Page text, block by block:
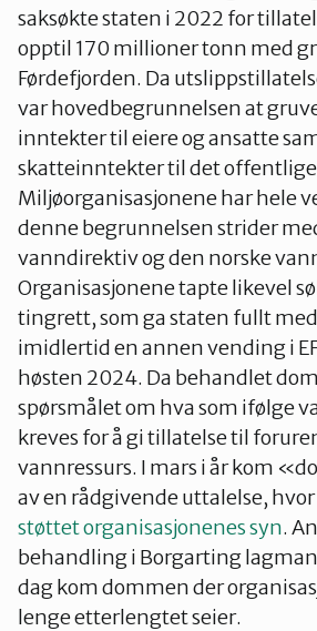
saksøkte staten i 2022 for
opptil 170 millioner tonn med
Førdefjorden. Da
var hovedbegrunnelsen at
inntekter til eiere og ansatte
skatteinntekter til det
Miljøorganisasjonene har hele
denne begrunnelsen strider
vanndirektiv og den norske
Organisasjonene tapte likevel
tingrett, som ga staten fullt
imidlertid en annen vending i
høsten 2024. Da behandlet
spørsmålet om hva som ifølge
kreves for å gi tillatelse til
vannressurs. I mars i år kom
av en rådgivende uttalelse, hvor
støttet organisasjonenes syn.
behandling i Borgarting
dag kom dommen der
lenge etterlengtet seier.